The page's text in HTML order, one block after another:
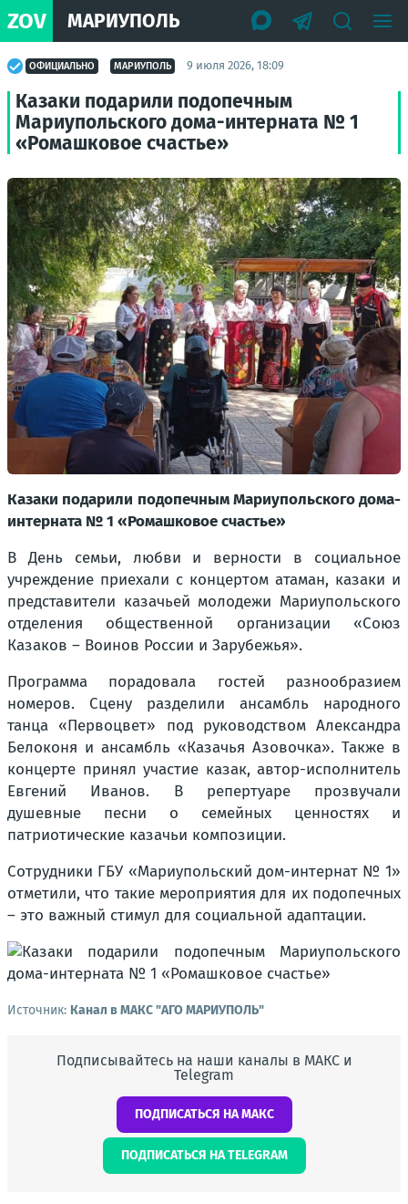
ZOV МАРИУПОЛЬ
ОФИЦИАЛЬНО МАРИУПОЛЬ 9 июля 2026, 18:09
Казаки подарили подопечным
Мариупольского дома-интерната № 1
«Ромашковое счастье»
Казаки подарили подопечным Мариупольского дома-
интерната № 1 «Ромашковое счастье»
В День семьи, любви и верности в социальное
учреждение приехали с концертом атаман, казаки и
представители казачьей молодежи Мариупольского
отделения общественной организации «Союз
Казаков – Воинов России и Зарубежья».
Программа порадовала гостей разнообразием
номеров. Сцену разделили ансамбль народного
танца «Первоцвет» под руководством Александра
Белоконя и ансамбль «Казачья Азовочка». Также в
концерте принял участие казак, автор-исполнитель
Евгений Иванов. В репертуаре прозвучали
душевные песни о семейных ценностях и
патриотические казачьи композиции.
Сотрудники ГБУ «Мариупольский дом-интернат № 1»
отметили, что такие мероприятия для их подопечных
– это важный стимул для социальной адаптации.
Источник: Канал в МАКС "АГО МАРИУПОЛЬ"
Подписывайтесь на наши каналы в МАКС и
Telegram
ПОДПИСАТЬСЯ НА МАКС
ПОДПИСАТЬСЯ НА TELEGRAM